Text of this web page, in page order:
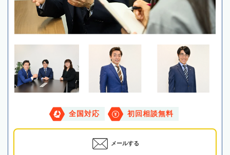
全国対応 初回相談無料
メールする